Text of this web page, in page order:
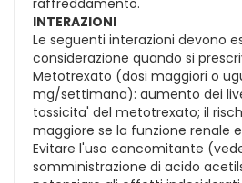
INTERAZIONI
Le seguenti interazioni devono
considerazione quando si
Metotrexato (dosi maggiori o
mg/settimana): aumento dei
tossicita' del metotrexato; il
maggiore se la funzione renale
Evitare l'uso concomitante
somministrazione di acido